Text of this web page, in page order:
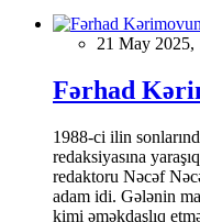
21 May 2025,
Fərhad
1988-ci ilin
redaksiyasına
redaktoru Nəcəf
adam idi. Gələnin
kimi əməkdaşlıq